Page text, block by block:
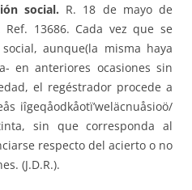
social. R. 18 de mayo de
13686. Cada vez que se
aunque(la misma haya
en anteriores ocasiones sin
el regéstrador procede a
iîgeqåodkåotï’weläcnuåsioö/
sin que corresponda al
respecto del acierto o no
(J.D.R.).